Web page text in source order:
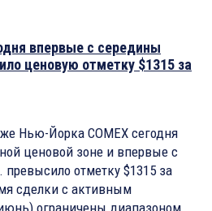
впервые с середины
ценовую отметку $1315 за
Нью-Йорка COMEX сегодня
ценовой зоне и впервые с
отметку $1315 за
сделки с активным
ограничены диапазоном